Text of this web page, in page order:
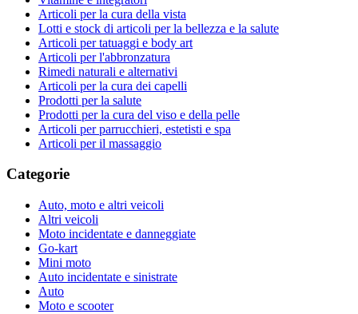
Articoli per la cura della vista
Lotti e stock di articoli per la bellezza e la salute
Articoli per tatuaggi e body art
Articoli per l'abbronzatura
Rimedi naturali e alternativi
Articoli per la cura dei capelli
Prodotti per la salute
Prodotti per la cura del viso e della pelle
Articoli per parrucchieri, estetisti e spa
Articoli per il massaggio
Categorie
Auto, moto e altri veicoli
Altri veicoli
Moto incidentate e danneggiate
Go-kart
Mini moto
Auto incidentate e sinistrate
Auto
Moto e scooter